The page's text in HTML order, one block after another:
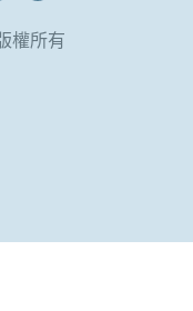
權所有